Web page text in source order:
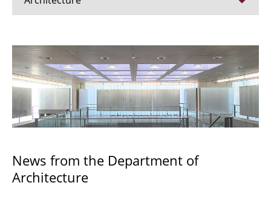
Admission procedure 2024
Bachelor Architecture
Bachelor Architecture+
Qualification profile
News from the Department of
Architecture